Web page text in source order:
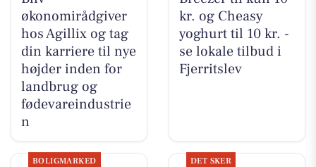
økonomirådgiver
hos Agillix og tag
din karriere til nye
højder inden for
landbrug og
fødevareindustrie
n
kr. og Cheasy
yoghurt til 10 kr. -
se lokale tilbud i
Fjerritslev
BOLIGMARKED DET SKER